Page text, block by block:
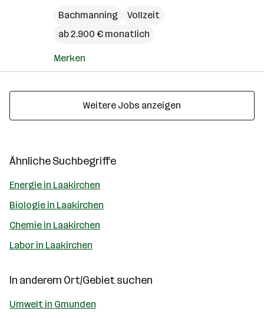
Bachmanning
Vollzeit
ab 2.900 € monatlich
Merken
Weitere Jobs anzeigen
Ähnliche Suchbegriffe
Energie in Laakirchen
Biologie in Laakirchen
Chemie in Laakirchen
Labor in Laakirchen
In anderem Ort/Gebiet suchen
Umwelt in Gmunden